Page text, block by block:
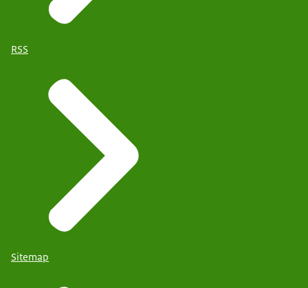
RSS
Sitemap